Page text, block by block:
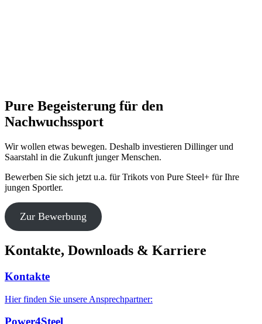
Pure Begeisterung für den
Nachwuchssport
Wir wollen etwas bewegen. Deshalb investieren Dillinger und
Saarstahl in die Zukunft junger Menschen.
Bewerben Sie sich jetzt u.a. für Trikots von Pure Steel+ für Ihre
jungen Sportler.
Zur Bewerbung
Kontakte, Downloads & Karriere
Kontakte
Hier finden Sie unsere Ansprechpartner: